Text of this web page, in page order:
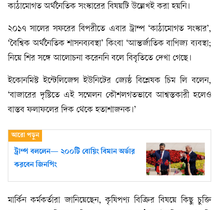
কাঠামোগত অর্থনৈতিক সংস্কারের বিষয়টি উল্লেখই করা হয়নি।
২০১৭ সালের সফরের বিপরীতে এবার ট্রাম্প ‘কাঠামোগত সংস্কার’,
‘বৈশ্বিক অর্থনৈতিক শাসনব্যবস্থা’ কিংবা ‘আন্তর্জাতিক বাণিজ্য ব্যবস্থা;
নিয়ে শির সঙ্গে আলোচনা করেননি বলে বিবৃতিতে দেখা গেছে।
ইকোনমিস্ট ইন্টেলিজেন্স ইউনিটের জ্যেষ্ঠ বিশ্লেষক চিম লি বলেন,
‘বাজারের দৃষ্টিতে এই সম্মেলন কৌশলগতভাবে আশ্বস্তকারী হলেও
বাস্তব ফলাফলের দিক থেকে হতাশাজনক।’
ট্রাম্প বললেন— ২০০টি বোয়িং বিমান অর্ডার
করবেন জিনপিং
মার্কিন কর্মকর্তারা জানিয়েছেন, কৃষিপণ্য বিক্রির বিষয়ে কিছু চুক্তি